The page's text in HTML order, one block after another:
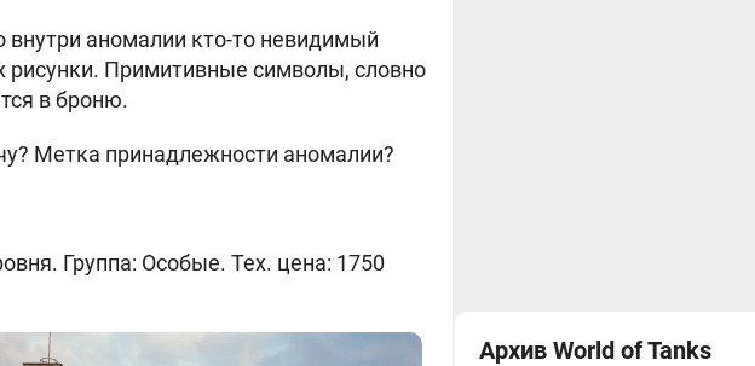
внутри аномалии кто-то невидимый
Примитивные символы, словно
в броню.
Метка принадлежности аномалии?
Группа: Особые. Тех. цена: 1750
Архив World of Tanks